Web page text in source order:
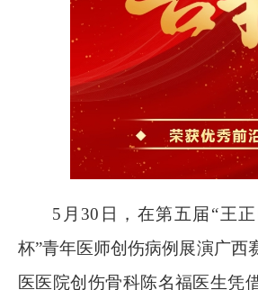
5 月 30 日，在第五届“王
杯”青年医师创伤病例展演广西
医医院创伤骨科陈名福医生凭